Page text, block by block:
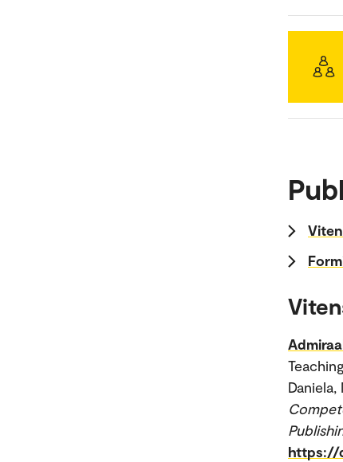
Daniela,
https://